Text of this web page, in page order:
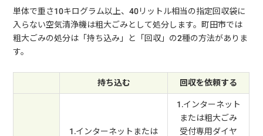
単体で重さ10キログラム以上、40リットル相当の指定回収袋に
入らない空気清浄機は粗大ごみとして処分します。町田市では
粗大ごみの処分は「持ち込み」と「回収」の2種の方法がありま
す。
持ち込む 回収を依頼する
1.インターネットまたは
1.インターネット
または粗大ごみ
受付専用ダイヤ